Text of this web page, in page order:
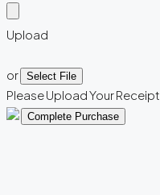
Upload
or Select File
Please Upload Your Receipt